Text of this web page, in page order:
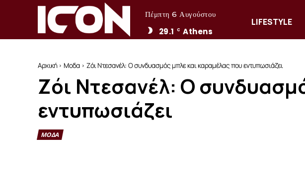
Πέμπτη 6 Αυγούστου
29.1 C Athens
LIFESTYLE
Αρχική Μοδα Ζόι Ντεσανέλ: Ο συνδυασμός μπλε και καραμέλας που εντυπωσιάζει
Ζόι Ντεσανέλ: Ο
εντυπωσιάζει
ΜΟΔΑ